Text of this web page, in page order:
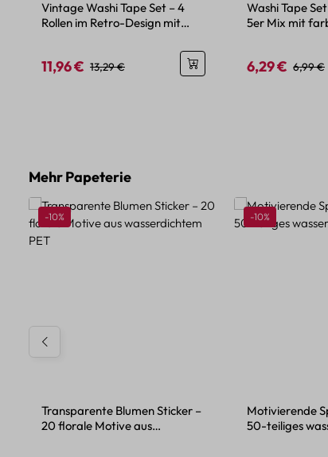
Vintage Washi Tape Set – 4
Rollen im Retro-Design mit
Verkaufspreis:
11,96 € Regulärer Preis:
13,29 €
Washi Tape
5er Mix mit
Verkaufspreis:
6,29 € 6,99 €
Produktgalerie überspringen
Mehr Papeterie
Rabatt
-10%
Transparente Blumen Sticker –
20 florale Motive aus
Rabatt
-10%
Motivierende
50-teiliges